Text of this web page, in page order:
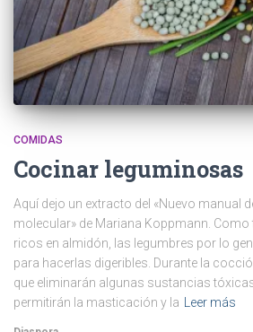
COMIDAS
Cocinar leguminosas
Aquí dejo un extracto del «Nuevo manual
molecular» de Mariana Koppmann.
ricos en almidón, las legumbres por lo
para hacerlas digeribles. Durante la
que eliminarán algunas sustancias
permitirán la masticación y la
Leer más